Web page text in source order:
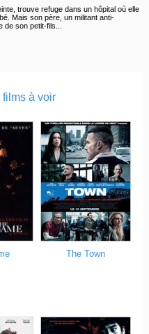
trouve refuge dans un hôpital où elle
Mais son père, un militant anti-
son petit-fils...
films à voir
The Town